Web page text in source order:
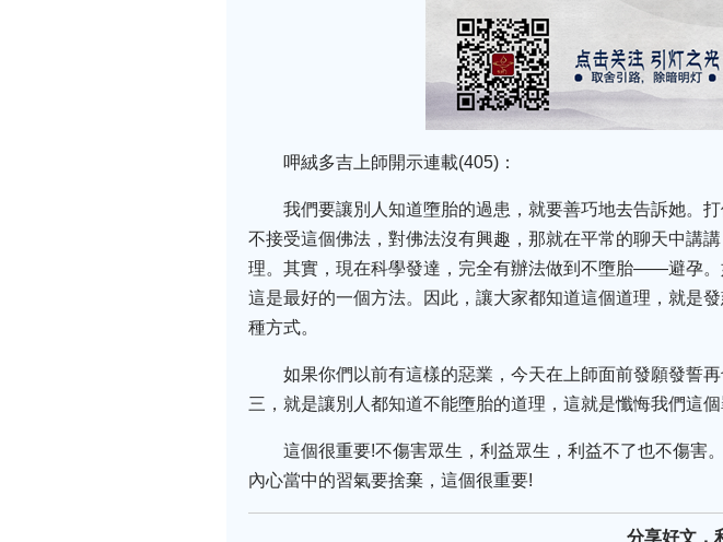
呷絨多吉上師開示連載(405)：
我們要讓別人知道墮胎的過患，就要善巧地去告訴她。
不接受這個佛法，對佛法沒有興趣，那就在平常的聊天中
理。其實，現在科學發達，完全有辦法做到不墮胎——避孕
這是最好的一個方法。因此，讓大家都知道這個道理，就是
種方式。
如果你們以前有這樣的惡業，今天在上師面前發願發誓
三，就是讓別人都知道不能墮胎的道理，這就是懺悔我們這個
這個很重要!不傷害眾生，利益眾生，利益不了也不傷害
內心當中的習氣要捨棄，這個很重要!
分享好文，